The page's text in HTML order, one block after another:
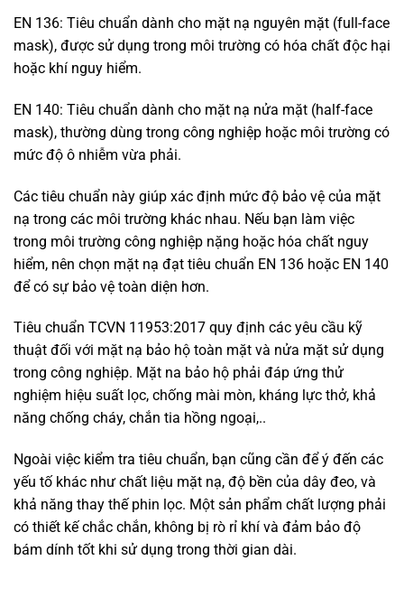
EN 136: Tiêu chuẩn dành cho mặt nạ nguyên mặt (full-face
mask), được sử dụng trong môi trường có hóa chất độc hại
hoặc khí nguy hiểm.
EN 140: Tiêu chuẩn dành cho mặt nạ nửa mặt (half-face
mask), thường dùng trong công nghiệp hoặc môi trường có
mức độ ô nhiễm vừa phải.
Các tiêu chuẩn này giúp xác định mức độ bảo vệ của mặt
nạ trong các môi trường khác nhau. Nếu bạn làm việc
trong môi trường công nghiệp nặng hoặc hóa chất nguy
hiểm, nên chọn mặt nạ đạt tiêu chuẩn EN 136 hoặc EN 140
để có sự bảo vệ toàn diện hơn.
Tiêu chuẩn TCVN 11953:2017 quy định các yêu cầu kỹ
thuật đối với mặt nạ bảo hộ toàn mặt và nửa mặt sử dụng
trong công nghiệp. Mặt na bảo hộ phải đáp ứng thử
nghiệm hiệu suất lọc, chống mài mòn, kháng lực thở, khả
năng chống cháy, chắn tia hồng ngoại,..
Ngoài việc kiểm tra tiêu chuẩn, bạn cũng cần để ý đến các
yếu tố khác như chất liệu mặt nạ, độ bền của dây đeo, và
khả năng thay thế phin lọc. Một sản phẩm chất lượng phải
có thiết kế chắc chắn, không bị rò rỉ khí và đảm bảo độ
bám dính tốt khi sử dụng trong thời gian dài.